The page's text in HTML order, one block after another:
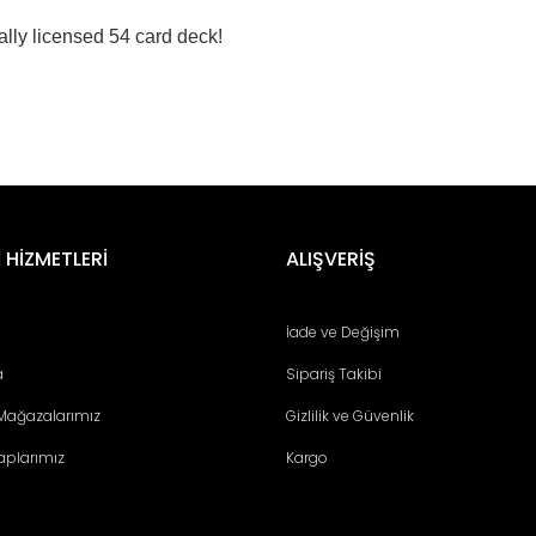
licensed 54 card deck!
Yorum YazALIŞVERİŞ
İade ve Değişim
Sipariş Takibi
Gizlilik ve Güvenlik
Kargo